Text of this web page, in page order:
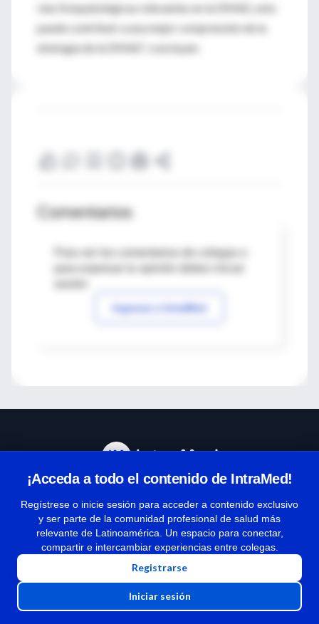
vías fisiopatológicas relevantes en la DMAE, esto
puede contribuir a una mejor comprensión de la
etiología de la DMAE”, concluyen.
Comentarios
Para ver los comentarios de colegas o
Ingresar a IntraMed
¡Acceda a todo el contenido de IntraMed!
Regístrese o inicie sesión para acceder a contenido exclusivo
y ser parte de la comunidad profesional de salud más
relevante de Latinoamérica. Un espacio para conectar,
compartir e intercambiar experiencias entre colegas.
Registrarse
Iniciar sesión
Términos y condiciones
| Políticas de privacidad
| Todos los derechos reservados | Copyright 1997-2026